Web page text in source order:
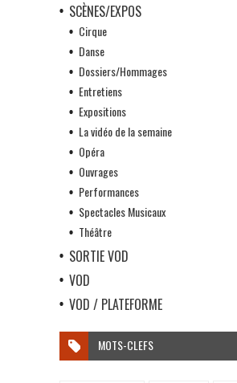
SCÈNES/EXPOS
Cirque
Danse
Dossiers/Hommages
Entretiens
Expositions
La vidéo de la semaine
Opéra
Ouvrages
Performances
Spectacles Musicaux
Théâtre
SORTIE VOD
VOD
VOD / PLATEFORME
MOTS-CLEFS